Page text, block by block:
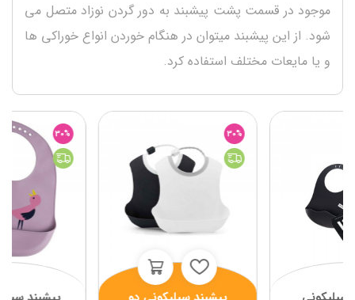
موجود در قسمت پشت پیشبند به دور گردن نوزاد متصل می
شود. از این پیشبند میتوان در هنگام خوردن انواع خوراکی ها
و یا مایعات مختلف استفاده کرد.
30%
30%